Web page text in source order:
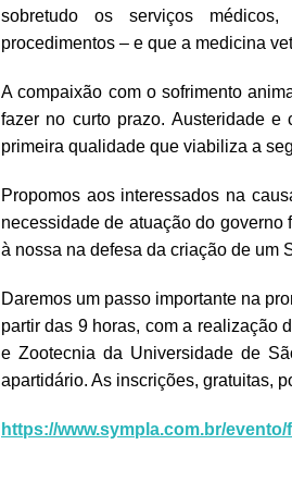
sobretudo os serviços
procedimentos – e que a medicina
A compaixão com o sofrimento
fazer no curto prazo. Austeridade
primeira qualidade que viabiliza a
Propomos aos interessados na
necessidade de atuação do governo
à nossa na defesa da criação de um
Daremos um passo importante na
partir das 9 horas, com a realização
e Zootecnia da Universidade de
apartidário. As inscrições, gratuitas,
https://www.sympla.com.br/